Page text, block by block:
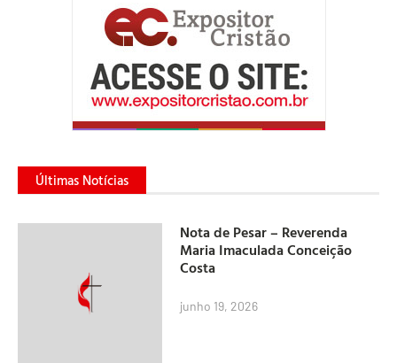
Últimas Notícias
Nota de Pesar – Reverenda
Maria Imaculada Conceição
Costa
junho 19, 2026